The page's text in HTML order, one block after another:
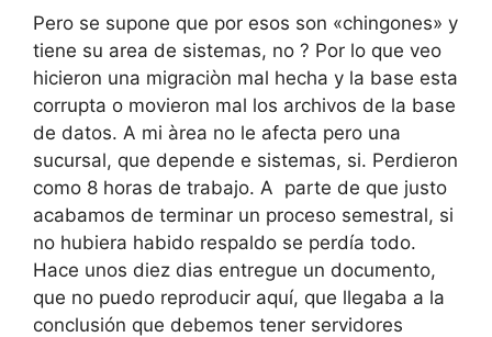
Pero se supone que por esos son «chingones» y
tiene su area de sistemas, no ? Por lo que veo
hicieron una migraciòn mal hecha y la base esta
corrupta o movieron mal los archivos de la base
de datos. A mi àrea no le afecta pero una
sucursal, que depende e sistemas, si. Perdieron
como 8 horas de trabajo. A parte de que justo
acabamos de terminar un proceso semestral, si
no hubiera habido respaldo se perdía todo.
Hace unos diez dias entregue un documento,
que no puedo reproducir aquí, que llegaba a la
conclusión que debemos tener servidores